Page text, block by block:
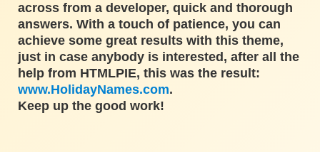
across from a developer, quick and thorough
answers. With a touch of patience, you can
achieve some great results with this theme,
just in case anybody is interested, after all the
help from HTMLPIE, this was the result:
www.HolidayNames.com.
Keep up the good work!